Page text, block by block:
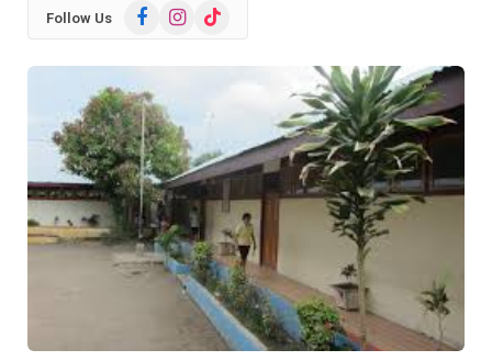
Follow Us FacebookInstagram
TikTok